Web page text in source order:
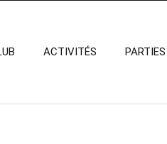
ACTIVITÉS PARTIES